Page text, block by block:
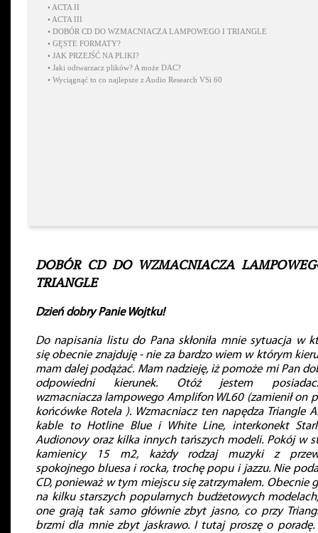
• ACTA II
• ACTA III
• DOBÓR CD DO WZMACNIACZA LAMPOWEGO I TRIANGLE
• GĘSTE FORMATY?
• JAK PRZEJŚĆ NA PLIKI?
• Jaki odtwarzacz plików? A może DAC?
• Wyciągnąć to co najlepsze z Audio Research VSi 60
DOBÓR CD DO WZMACNIACZA
TRIANGLE
Dzień dobry Panie Wojtku!
Do napisania listu do Pana skłoniła mnie sytuacja w
się obecnie znajduję - nie za bardzo wiem w którym
mam dalej podążać. Mam nadzieję, iż pomoże mi Pan
odpowiedni kierunek. Otóż jestem
wzmacniacza lampowego Amplifon WL60 (zamienił on
końcówke Rotela ). Wzmacniacz ten napędza Triangle
kable to Hotline Blue i White Line, interkonekt
Audionovy oraz kilka innych tańszych modeli. Pokój w
kamienicy 15 m2, każdy rodzaj muzyki z
spokojnego bluesa i rocka, trochę popu i jazzu. Nie
CD, ponieważ w tym miejscu się zatrzymałem. Obecnie
na kilku starszych popularnych budżetowych
one grają tak samo głównie zbyt jasno, co przy
brzmi dla mnie zbyt jaskrawo. I tutaj proszę o poradę.